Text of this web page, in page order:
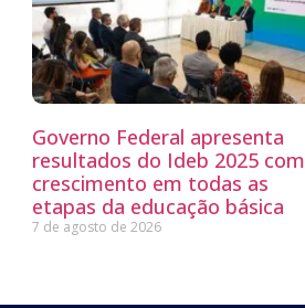
Governo Federal apresenta
resultados do Ideb 2025 com
crescimento em todas as
etapas da educação básica
7 de agosto de 2026